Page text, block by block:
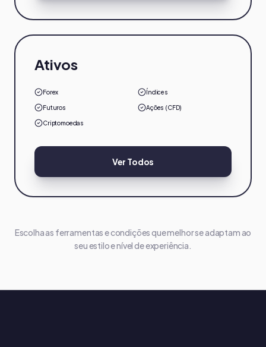
Ativos
Forex Índices
Futuros Ações (CFD)
Criptomoedas
Ver Todos
Escolha as ferramentas e condições que melhor se adaptam ao
seu estilo e nível de experiência.